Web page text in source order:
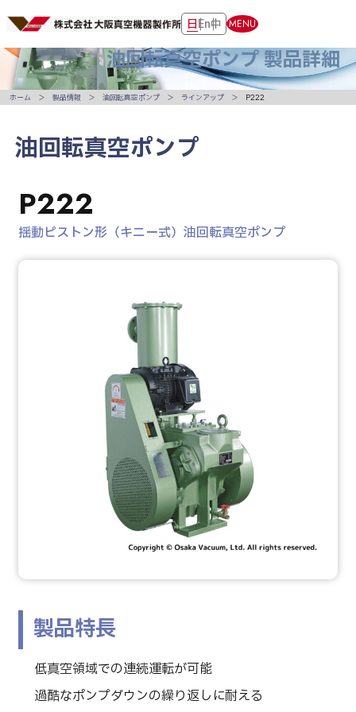
日En中 MENU
油回転真空ポンプ製品詳細
油回転真空ポンプ
P222
揺動ピストン形（キニー式）油回転真空ポンプ
製品特長
低真空領域での連続運転が可能
過酷なポンプダウンの繰り返しに耐える
ホーム 製品情報 油回転真空ポンプ ラインアップ P222